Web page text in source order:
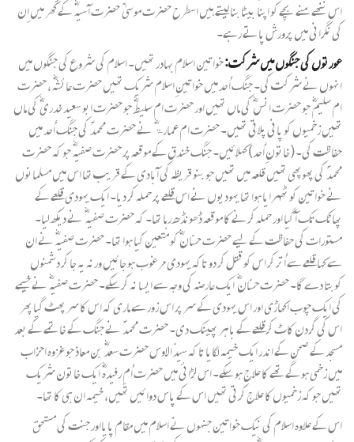
اس ننھے منے بچے کو اپنا بیٹا بنا لیتے ہیں اسطرح حضرت موسیٰ ؑ حضرت آسیہ ؓ کے گھر میں اِن
کی نگرانی میں پرورش پاتے رہے۔
عورتوں کی جنگوں میں شرکت:خواتین اسلام بہادر تھیں۔ اسلام کی شروع کی جنگوں میں
انہوں نے شرکت کی۔ جنگ اُحد میں خواتینِ اسلام شریک تھیں حضرت عائشہؓ ، حضرت
ام سلیم ؓ جو حضرت انس ؓ کی ماں تھیں اور حضرت ام سلیط ؓ جو حضرت ابو سعید خدری ؓ کی ماں
تھیں زخمیوں کو پانی پلاتی تھیں۔ حضرت ام عمارۃ ؓ نے حضرت محمد ؐ کی جنگ اُحد میں
حفاظت کی۔ (خاتونِ اُحد) کہلائیں۔ جنگ خندق کے موقعہ پر حضرت صفیہ ؓ جو کہ حضرت
محمد ؐ کی پھوپھی تھیں قلعہ میں تھیں جو بنو قریظہ کی آبادی کے قریب تھا اس میں مسلمانوں
نے خواتین کو ٹھہرایا ہوا تھا یہودیوں نے اس قلعے پر حملہ کر دیا۔ ایک یہودی قلعے کے
پھاٹک تک آ گیا اور حملہ کرنے کا موقعہ ڈھونڈھ رہا تھا۔ کہ حضرت صفیہ ؓ نے دیکھ لیا۔
مستورات کی حفاظت کے لیے حضرت حسّان ؓ کو متعین کیا ہوا تھا۔ حضرت صفیہ ؓ نے ان
سے کہا قلعے سے اُتر کر اس کو قتل کر دو تاکہ یہودی مرغوب ہو جائیں ورنہ یہ جا کر دشمنوں
کوبتا دے گا۔ حضرت حسّان ؓ ایک عارضہ کی وجہ سے ایسا نہ کر سکے۔ حضرت صفیہ ؓ نے خیمے
کی ایک چوب اکھاڑی اور اس یہودی کے سر پر اس زور سے ماری کہ اس کا سر پھٹ گیا پھر
اس کی گردن کاٹ کرقلعے کے باہر پھینک دی۔ حضرت محمد ؐ نے جنگ کے خاتمے کے بعد
مسجد کے صحن کے اندر ایک خیمہ لگایا تا کہ سیدّ الاوس حضرت سعد ؓ بن معاذ جو غزوہ احزاب
میں زخمی ہو گے تھے کا علاج ہو سکے۔ اس لڑائی میں حضرت اُمِ رفیدہ ؓ ایک خاتون شریک
تھیں جو کہ زخمیوں کا علاج کرتی تھیں اس کے پاس دوائیں تھیں، خیمہ ان ہی کا تھا۔
اس کے علاوہ اسلام کی نیک خواتین جنہوں نے اسلام میں مقام پایااور جنت کی مستحق